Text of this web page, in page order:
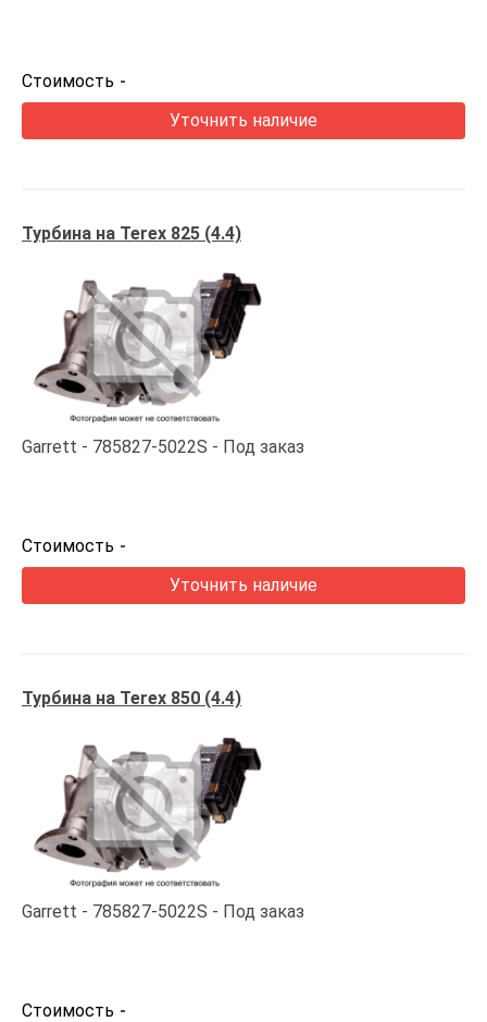
Стоимость -
Уточнить наличие
Турбина на Terex 825 (4.4)
Garrett 785827-5022S Под заказ
Стоимость -
Уточнить наличие
Турбина на Terex 850 (4.4)
Garrett 785827-5022S Под заказ
Стоимость -